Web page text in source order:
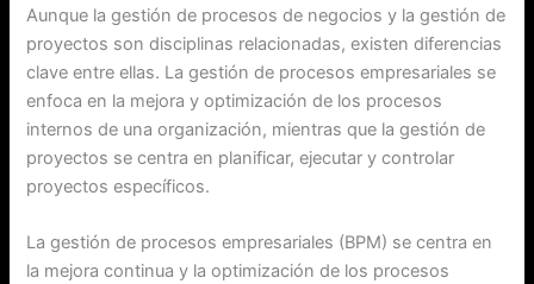
Aunque la gestión de procesos de negocios y la gestión de
proyectos son disciplinas relacionadas, existen diferencias
clave entre ellas. La gestión de procesos empresariales se
enfoca en la mejora y optimización de los procesos
internos de una organización, mientras que la gestión de
proyectos se centra en planificar, ejecutar y controlar
proyectos específicos.
La gestión de procesos empresariales (BPM) se centra en
la mejora continua y la optimización de los procesos